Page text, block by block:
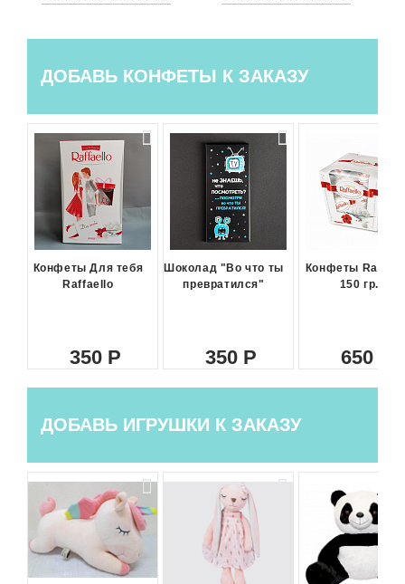
ДОБАВЬ КОНФЕТЫ К ЗАКАЗУ
Конфеты Для тебя
Raffaello
350
Шоколад "Во что ты
превратился"
350
Конфеты
150 гр.
650
ДОБАВЬ ИГРУШКИ К ЗАКАЗУ